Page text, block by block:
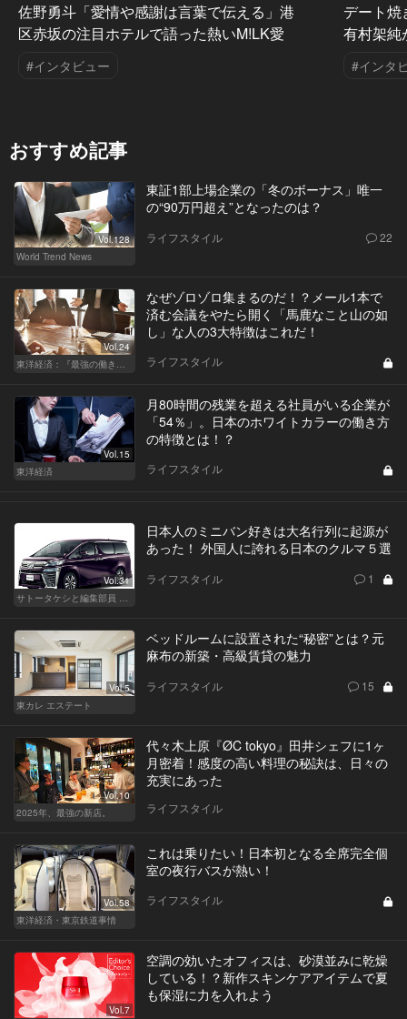
佐野勇斗「愛情や感謝は言葉で伝える」港
区赤坂の注目ホテルで語った熱いM!LK愛
#インタビュー
デート
有村架純
#インタ
おすすめ記事
Vol.128
World Trend News
東証1部上場企業の「冬のボーナス」唯一
の“90万円超え”となったのは？
ライフスタイル 22
Vol.24
東洋経済：『最強の働き方』『一流の育て方』
なぜゾロゾロ集まるのだ！？メール1本で
済む会議をやたら開く「馬鹿なこと山の如
し」な人の3大特徴はこれだ！
ライフスタイル
Vol.15
東洋経済
月80時間の残業を超える社員がいる企業が
「54％」。日本のホワイトカラーの働き方
の特徴とは！？
ライフスタイル
Vol.31
サトータケシと編集部員 船山の"CAR GENTSへの道"
日本人のミニバン好きは大名行列に起源が
あった！ 外国人に誇れる日本のクルマ５選
ライフスタイル 1
Vol.5
東カレ エステート
ベッドルームに設置された“秘密”とは？元
麻布の新築・高級賃貸の魅力
ライフスタイル 15
Vol.10
2025年、最強の新店。
代々木上原『ØC tokyo』田井シェフに1ヶ
月密着！感度の高い料理の秘訣は、日々の
充実にあった
ライフスタイル
Vol.58
東洋経済・東京鉄道事情
これは乗りたい！日本初となる全席完全個
室の夜行バスが熱い！
ライフスタイル
Vol.7
空調の効いたオフィスは、砂漠並みに乾燥
している！？新作スキンケアアイテムで夏
も保湿に力を入れよう